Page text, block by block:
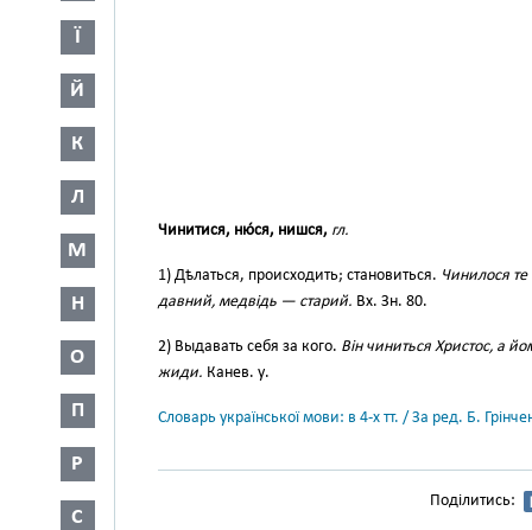
Ї
Й
К
Л
М
Н
О
П
Р
С
Чинитися, ню́ся, нишся, гл.
1) Дѣлаться, происходить; становиться. Чинилося
давний, медвідь — старий. Вх. Зн. 80.
2) Выдавать себя за кого. Він чиниться Христос, а
жиди. Канев. у.
Словарь української мови: в 4-х тт. / За ред. Б.
Поділитись: